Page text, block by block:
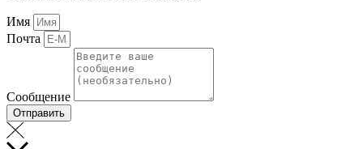
Имя
Почта
Сообщение
Отправить